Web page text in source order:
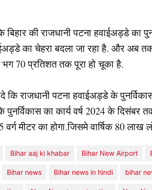
बिहार की राजधानी पटना हवाईअड्डे का
का चेहरा बदला जा रहा है. और अब
भग 70 प्रतिशत तक पूरा हो चूका है.
कि राजधानी पटना हवाईअड्डे के
का कार्य वर्ष 2024 के दिसंबर
मीटर का होगा.जिसमे वार्षिक 80 लाख
Bihar aaj ki khabar Bihar New Airport
Bihar news Bihar news in hindi bihar